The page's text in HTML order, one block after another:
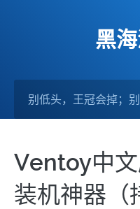
黑
Ventoy中
装机神器（